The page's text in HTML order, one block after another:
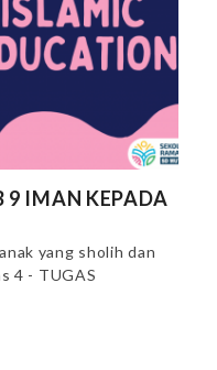
9 IMAN KEPADA
yang sholih dan
4 - TUGAS